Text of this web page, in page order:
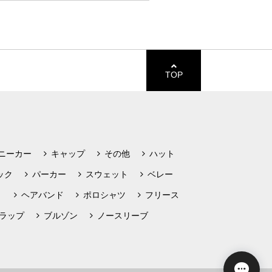
TOP
ーカー キャップ その他 ハット
ク パーカー スウェット ベレー
ヘアバンド ポロシャツ フリース
ップ ブルゾン ノースリーブ